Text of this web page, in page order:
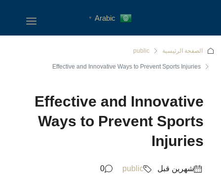
Arabic
▼
الصفحة الرئيسية public
Effective and Innovative Ways to Prevent Sports Injuries
Effective and Innovative
Ways to Prevent Sports
Injuries
‏شهرين قبل public
0